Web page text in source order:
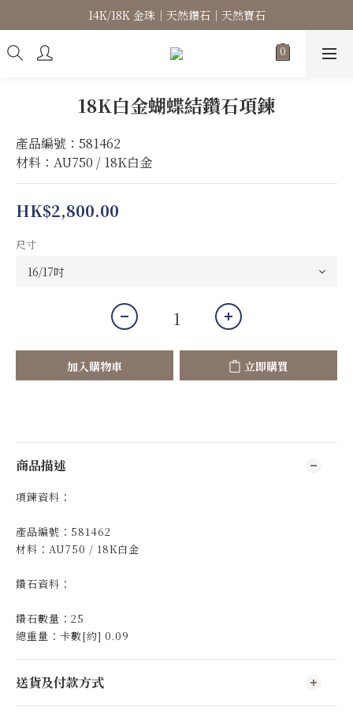
高級珠寶｜專屬訂製｜珠寶維修
14K/18K 金珠｜天然鑽石｜天然寶石
高級珠寶｜專屬訂製｜珠寶維修
18K白金蝴蝶結鑽石項鍊
產品編號：581462
材料：AU750 / 18K白金
HK$2,800.00
尺寸
加入購物車 立即購買
商品描述
項鍊資料：
產品編號：581462
材料：AU750 / 18K白金
鑽石資料：
鑽石數量：25
總重量：卡數[約] 0.09
送貨及付款方式